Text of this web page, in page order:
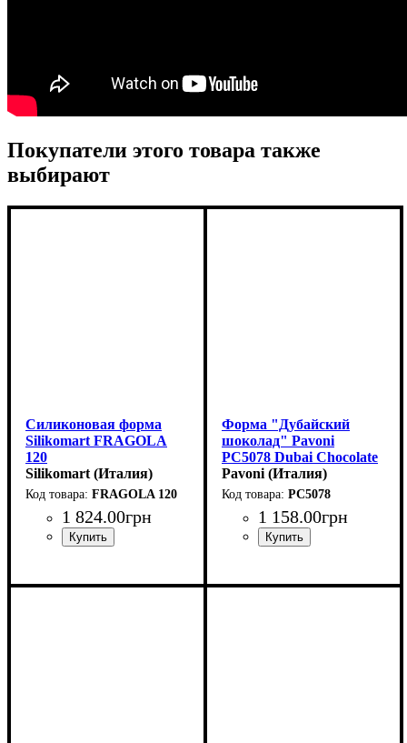
Покупатели этого товара также
выбирают
Силиконовая форма
Silikomart FRAGOLA
120
(60х77мм,h54мм,120мл)
Silikomart (Италия)
FRAGOLA 120
1 824.00грн
Форма "Дубайский
шоколад" Pavoni
PC5078 Dubai Chocolate
(150х70мм,h20мм,200гр)
Pavoni (Италия)
PC5078
1 158.00грн